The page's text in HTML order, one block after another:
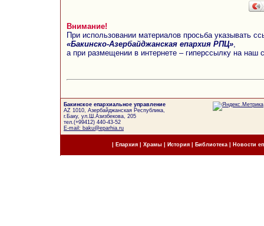
Внимание!
При использовании материалов просьба указывать
«Бакинско-Азербайджанская епархия РПЦ»
а при размещении в интернете – гиперссылку на наш
Бакинское епархиальное управление
AZ 1010, Азербайджанская Республика,
г.Баку, ул.Ш.Азизбекова, 205
тел.(+99412) 440-43-52
E-mail: baku@eparhia.ru
Епархия| Храмы История| Библиотека Новости